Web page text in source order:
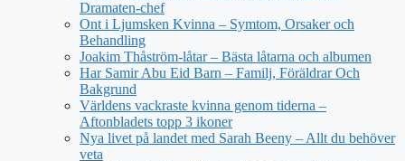
Dramaten-chef
Ont i Ljumsken Kvinna – Symtom, Orsaker och
Behandling
Joakim Thåström-låtar – Bästa låtarna och albumen
Har Samir Abu Eid Barn – Familj, Föräldrar Och
Bakgrund
Världens vackraste kvinna genom tiderna –
Aftonbladets topp 3 ikoner
Nya livet på landet med Sarah Beeny – Allt du behöver
veta